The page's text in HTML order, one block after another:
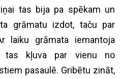
tas bija pa spēkam un
grāmatu izdot, taču par
laiku grāmata iemantoja
tas kļuva par vienu no
pasaulē. Gribētu zināt,